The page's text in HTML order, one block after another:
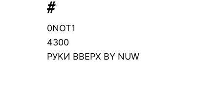
#
0NOT1
4300
РУКИ ВВЕРХ BY NUW